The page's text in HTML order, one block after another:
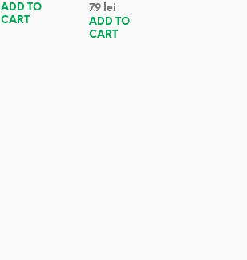
ADD TO
CART
79 lei
ADD TO
CART